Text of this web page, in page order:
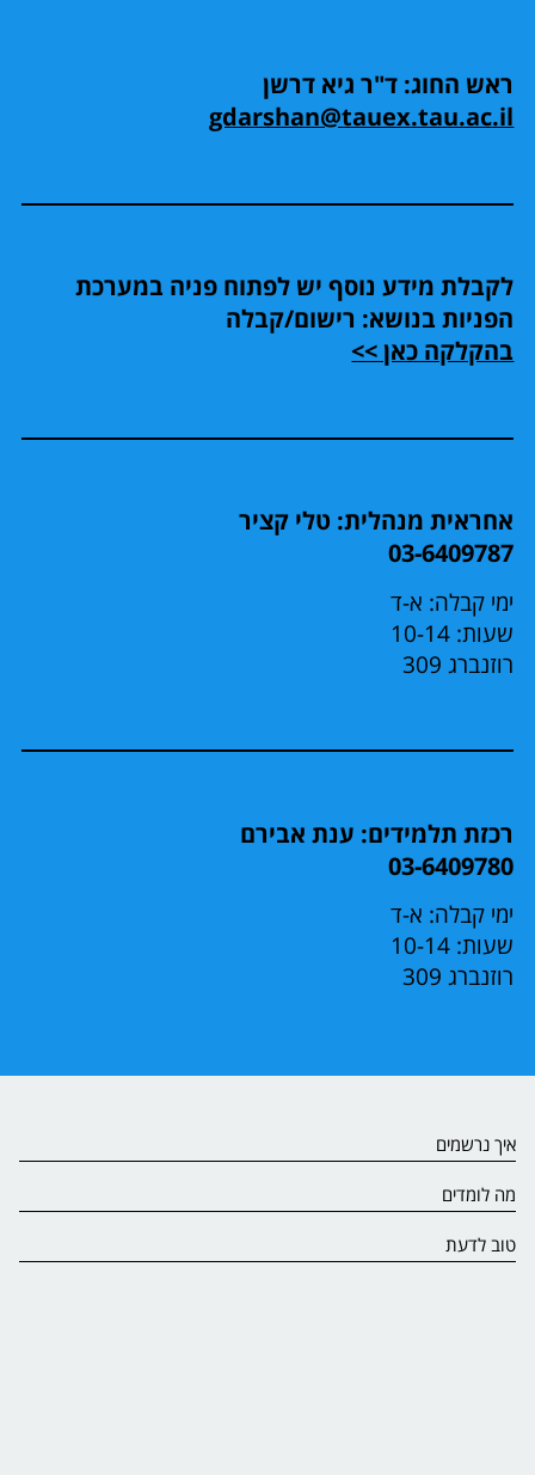
ראש החוג: ד"ר גיא דרשן
gdarshan@tauex.tau.ac.il
לקבלת מידע נוסף יש לפתוח פניה במערכת
הפניות בנושא: רישום/קבלה
בהקלקה כאן >>
אחראית מנהלית: טלי קציר
03-6409787
ימי קבלה: א-ד
שעות: 10-14
רוזנברג 309
רכזת תלמידים: ענת אבירם
03-6409780
ימי קבלה: א-ד
שעות: 10-14
רוזנברג 309
איך נרשמים
מה לומדים
טוב לדעת